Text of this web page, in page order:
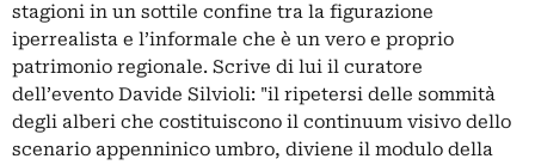
stagioni in un sottile confine tra la figurazione
iperrealista e l’informale che è un vero e proprio
patrimonio regionale. Scrive di lui il curatore
dell’evento Davide Silvioli: "il ripetersi delle sommità
degli alberi che costituiscono il continuum visivo dello
scenario appenninico umbro, diviene il modulo della